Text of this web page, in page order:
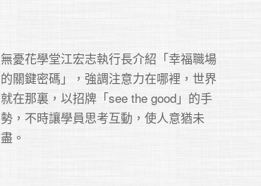
無憂花學堂江宏志執行長介紹「幸福職場
的關鍵密碼」，強調注意力在哪裡，世界
就在那裏，以招牌「see the good」的手
勢，不時讓學員思考互動，使人意猶未
盡。